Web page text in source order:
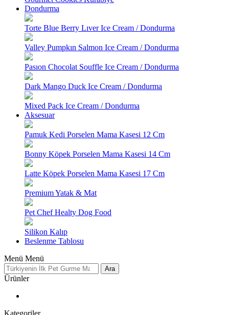
Dondurma
Torte Blue Berry Lıver Ice Cream / Dondurma
Valley Pumpkın Salmon Ice Cream / Dondurma
Pasıon Chocolat Souffle Ice Cream / Dondurma
Dark Mango Duck Ice Cream / Dondurma
Mixed Pack Ice Cream / Dondurma
Aksesuar
Pamuk Kedi Porselen Mama Kasesi 12 Cm
Bonny Köpek Porselen Mama Kasesi 14 Cm
Latte Köpek Porselen Mama Kasesi 17 Cm
Premium Yatak & Mat
Pet Chef Healty Dog Food
Silikon Kalıp
Beslenme Tablosu
Menü Menü
Ara
Ürünler
Kategoriler